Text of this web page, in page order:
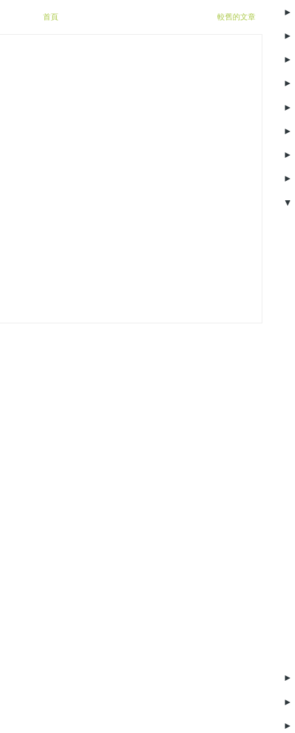
較舊的文章
首頁 ►
►
►
►
►
►
►
►
▼
►
►
►